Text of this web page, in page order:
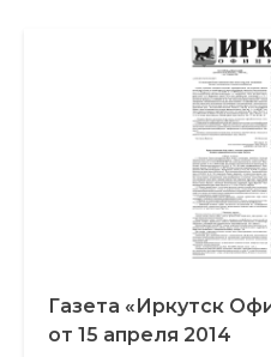
Газета «Иркутск
от 15 апреля 2014